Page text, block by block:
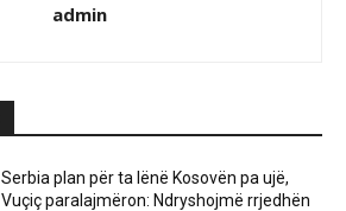
admin
Serbia plan për ta lënë Kosovën pa ujë,
Vuçiç paralajmëron: Ndryshojmë rrjedhën